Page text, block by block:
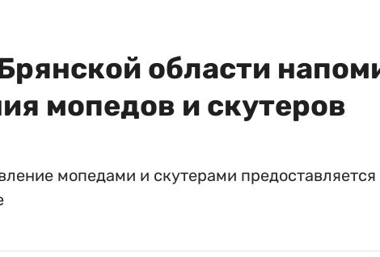
области
мопедов и скутеров
мопедами и скутерами